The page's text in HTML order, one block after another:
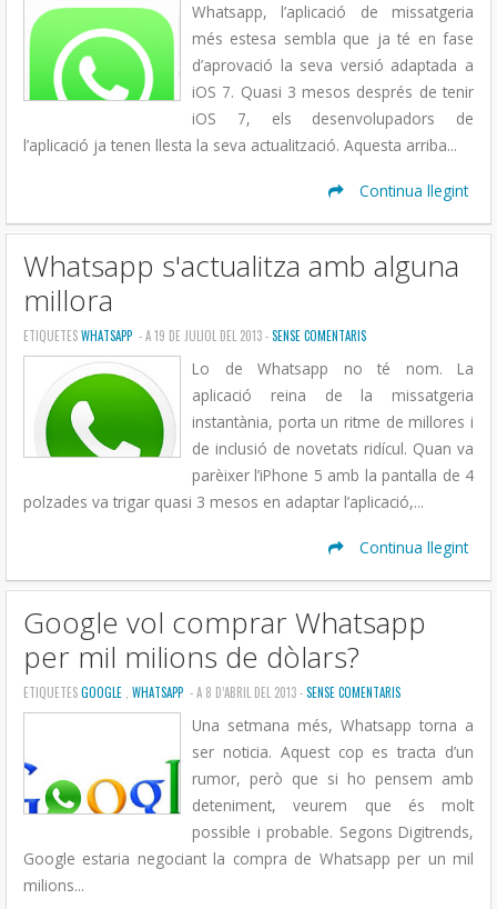
Whatsapp, l’aplicació de missatgeria
més estesa sembla que ja té en fase
d’aprovació la seva versió adaptada a
iOS 7. Quasi 3 mesos després de tenir
iOS 7, els desenvolupadors de
l’aplicació ja tenen llesta la seva actualització. Aquesta arriba...
Continua llegint
Whatsapp s'actualitza amb alguna
millora
ETIQUETESWHATSAPP - A 19 DE JULIOL DEL 2013 -SENSE COMENTARIS
Lo de Whatsapp no té nom. La
aplicació reina de la missatgeria
instantània, porta un ritme de millores i
de inclusió de novetats ridícul. Quan va
parèixer l’iPhone 5 amb la pantalla de 4
polzades va trigar quasi 3 mesos en adaptar l’aplicació,...
Continua llegint
Google vol comprar Whatsapp
per mil milions de dòlars?
ETIQUETESGOOGLE , WHATSAPP - A 8 D’ABRIL DEL 2013 -SENSE COMENTARIS
Una setmana més, Whatsapp torna a
ser noticia. Aquest cop es tracta d’un
rumor, però que si ho pensem amb
deteniment, veurem que és molt
possible i probable. Segons Digitrends,
Google estaria negociant la compra de Whatsapp per un mil
milions...